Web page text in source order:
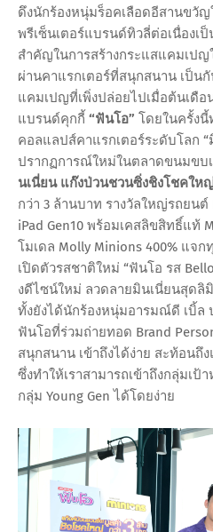
ดึงนักร้องหนุ่มร็อคเลือดอีสานขวั
พรีเซ็นเตอร์แบรนด์ทิวลี่ต่อเนื่องเ
สำคัญในการสร้างกระแสแคมเป
ผ่านคาแรกเตอร์ที่สนุกสนาน เป็นกั
แคมเปญที่เพิ่งปล่อยไปเมื่อต้นเดื
แบรนด์คุกกี้ “ฟันโอ” โดยในครั้งนี้
คอลแลปส์คาแรกเตอร์ระดับโลก “
ปรากฏการณ์ใหม่ในตลาดขนมขบ
นเนี่ยน แก๊งป่วนชวนซิ่งชิงโชคให
กว่า 3 ล้านบาท รางวัลใหญ่รถยนต์
iPad Gen10 พร้อมเคสลิขสิทธิ์แท้
โมเดล Molly Minions 400% แจ
เปิดตัวรสชาติใหม่ “ฟันโอ รส
งดีไซน์ใหม่ ลวดลายมินเนี่ยนสุดลิ
ทั้งยังได้นักร้องหนุ่มอารมณ์ดี เบิ้ล
ฟันโอที่ร่วมถ่ายทอด Brand
สนุกสนาน เข้าถึงได้ง่าย สะท้อนถึ
ซึ่งทำให้เราสามารถเข้าถึงกลุ่มเ
กลุ่ม Young Gen ได้โดยง่าย